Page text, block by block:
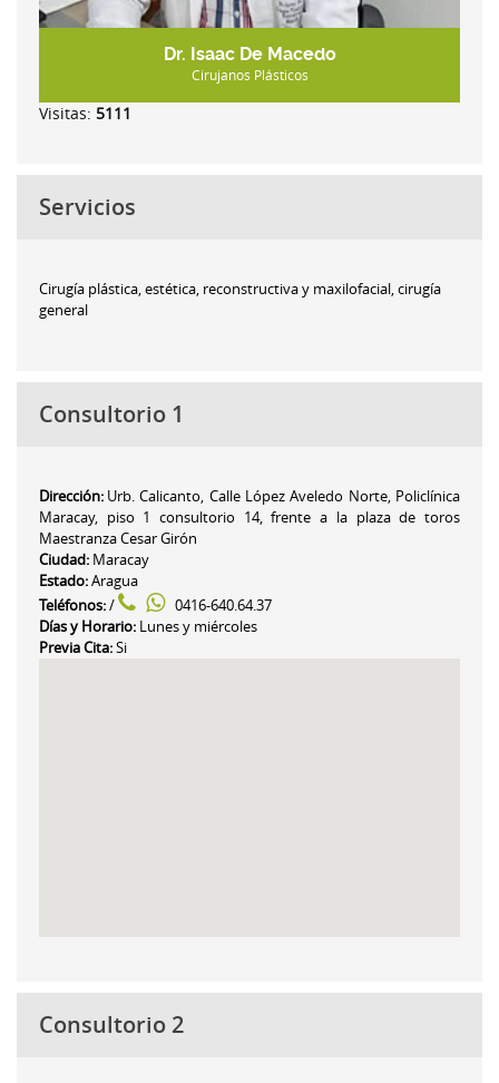
Dr. Isaac De Macedo
Cirujanos Plásticos
Visitas: 5111
Servicios
Cirugía plástica, estética, reconstructiva y maxilofacial, cirugía
general
Consultorio 1
Dirección: Urb. Calicanto, Calle López Aveledo Norte, Policlínica
Maracay, piso 1 consultorio 14, frente a la plaza de toros
Maestranza Cesar Girón
Ciudad: Maracay
Estado:Aragua
Teléfonos:/
0416-640.64.37
Días y Horario: Lunes y miércoles
Previa Cita:Si
Consultorio 2